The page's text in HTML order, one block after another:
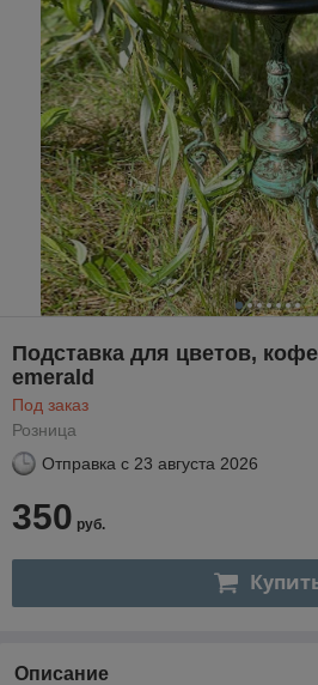
Подставка для цветов,
emerald
Под заказ
Розница
Отправка с 23 августа 2026
350 руб.
Описание